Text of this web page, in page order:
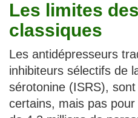
Les limites
classiques
Les antidépresseurs
inhibiteurs sélectifs de
sérotonine (ISRS),
certains, mais pas